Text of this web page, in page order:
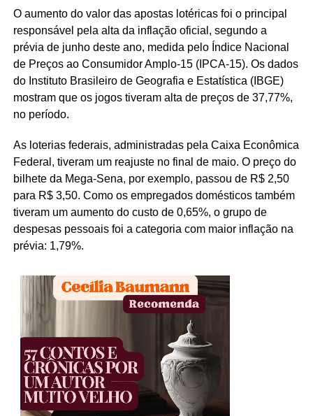
O aumento do valor das apostas lotéricas foi o principal
responsável pela alta da inflação oficial, segundo a
prévia de junho deste ano, medida pelo Índice Nacional
de Preços ao Consumidor Amplo-15 (IPCA-15). Os dados
do Instituto Brasileiro de Geografia e Estatística (IBGE)
mostram que os jogos tiveram alta de preços de 37,77%,
no período.
As loterias federais, administradas pela Caixa Econômica
Federal, tiveram um reajuste no final de maio. O preço do
bilhete da Mega-Sena, por exemplo, passou de R$ 2,50
para R$ 3,50. Como os empregados domésticos também
tiveram um aumento do custo de 0,65%, o grupo de
despesas pessoais foi a categoria com maior inflação na
prévia: 1,79%.